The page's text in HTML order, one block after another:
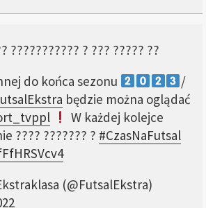
??????????? ? ??? ????? ??
do końca sezonu
/
będzie można oglądać
W każdej kolejce
???? ??????? ? #CzasNaFutsal
(@FutsalEkstra)